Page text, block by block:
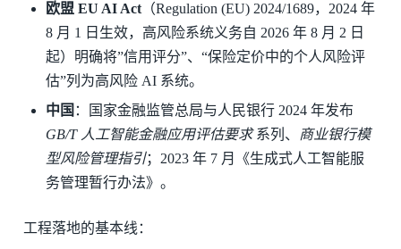
欧盟 EU AI Act （Regulation (EU) 2024/1689，2024 年
8 月 1 日生效，高风险系统义务自 2026 年 8 月 2 日
起）明确将”信用评分”、“保险定价中的个人风险评
估”列为高风险 AI 系统。
中国 ：国家金融监管总局与人民银行 2024 年发布
GB/T 人工智能金融应用评估要求系列、
商业银行模
型风险管理指引；2023 年 7 月《生成式人工智能服
务管理暂行办法》。
工程落地的基本线：